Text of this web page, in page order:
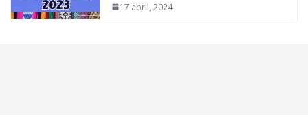
17 abril, 2024